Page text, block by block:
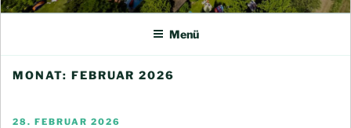
Menü
MONAT: FEBRUAR 2026
VERÖFFENTLICHT
28. FEBRUAR 2026